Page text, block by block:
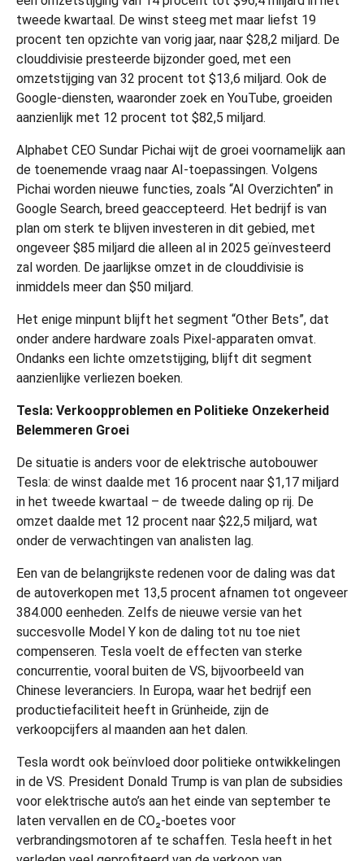
tweede kwartaal. De winst steeg met maar liefst 19
procent ten opzichte van vorig jaar, naar $28,2 miljard. De
clouddivisie presteerde bijzonder goed, met een
omzetstijging van 32 procent tot $13,6 miljard. Ook de
Google-diensten, waaronder zoek en YouTube, groeiden
aanzienlijk met 12 procent tot $82,5 miljard.
Alphabet CEO Sundar Pichai wijt de groei voornamelijk aan
de toenemende vraag naar AI-toepassingen. Volgens
Pichai worden nieuwe functies, zoals “AI Overzichten” in
Google Search, breed geaccepteerd. Het bedrijf is van
plan om sterk te blijven investeren in dit gebied, met
ongeveer $85 miljard die alleen al in 2025 geïnvesteerd
zal worden. De jaarlijkse omzet in de clouddivisie is
inmiddels meer dan $50 miljard.
Het enige minpunt blijft het segment “Other Bets”, dat
onder andere hardware zoals Pixel-apparaten omvat.
Ondanks een lichte omzetstijging, blijft dit segment
aanzienlijke verliezen boeken.
Tesla: Verkoopproblemen en Politieke Onzekerheid
Belemmeren Groei
De situatie is anders voor de elektrische autobouwer
Tesla: de winst daalde met 16 procent naar $1,17 miljard
in het tweede kwartaal – de tweede daling op rij. De
omzet daalde met 12 procent naar $22,5 miljard, wat
onder de verwachtingen van analisten lag.
Een van de belangrijkste redenen voor de daling was dat
de autoverkopen met 13,5 procent afnamen tot ongeveer
384.000 eenheden. Zelfs de nieuwe versie van het
succesvolle Model Y kon de daling tot nu toe niet
compenseren. Tesla voelt de effecten van sterke
concurrentie, vooral buiten de VS, bijvoorbeeld van
Chinese leveranciers. In Europa, waar het bedrijf een
productiefaciliteit heeft in Grünheide, zijn de
verkoopcijfers al maanden aan het dalen.
Tesla wordt ook beïnvloed door politieke ontwikkelingen
in de VS. President Donald Trump is van plan de subsidies
voor elektrische auto’s aan het einde van september te
laten vervallen en de CO₂-boetes voor
verbrandingsmotoren af te schaffen. Tesla heeft in het